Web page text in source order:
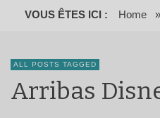
VOUS ÊTES ICI : Home »
ALL POSTS TAGGED
Arribas